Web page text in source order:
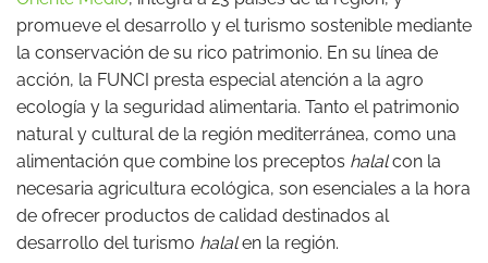
promueve el desarrollo y el turismo sostenible mediante
la conservación de su rico patrimonio. En su línea de
acción, la FUNCI presta especial atención a la agro
ecología y la seguridad alimentaria. Tanto el patrimonio
natural y cultural de la región mediterránea, como una
alimentación que combine los preceptos halalcon la
necesaria agricultura ecológica, son esenciales a la hora
de ofrecer productos de calidad destinados al
desarrollo del turismo halalen la región.